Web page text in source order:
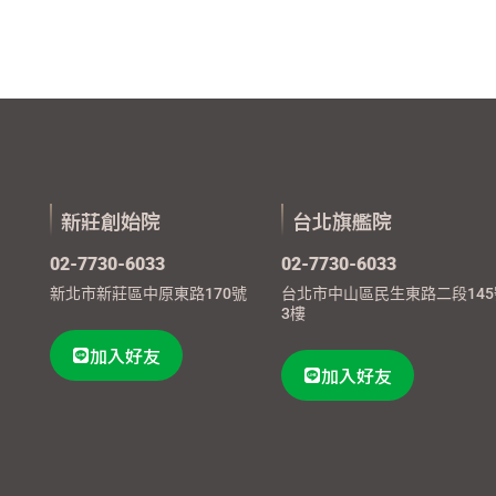
新莊創始院
02-7730-6033
新北市新莊區中原東路170號
加入好友
台北旗艦院
02-7730-6033
台北市中山區民生東路二段
3樓
加入好友